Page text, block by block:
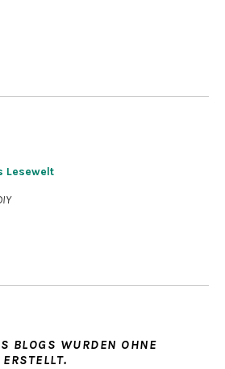
Lesewelt
BLOGS WURDEN OHNE